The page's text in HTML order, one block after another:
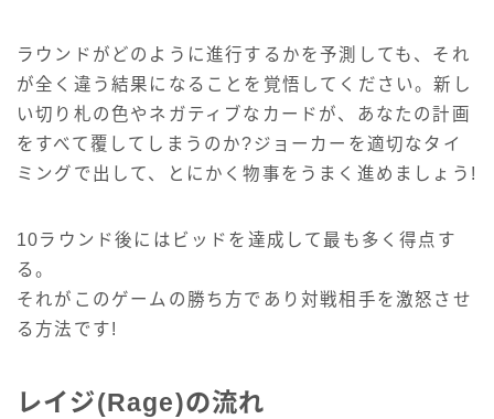
ラウンドがどのように進行するかを予測しても、それ
が全く違う結果になることを覚悟してください。新し
い切り札の色やネガティブなカードが、あなたの計画
をすべて覆してしまうのか?ジョーカーを適切なタイ
ミングで出して、とにかく物事をうまく進めましょう!
10ラウンド後にはビッドを達成して最も多く得点す
る。
それがこのゲームの勝ち方であり対戦相手を激怒させ
る方法です!
レイジ(Rage)の流れ